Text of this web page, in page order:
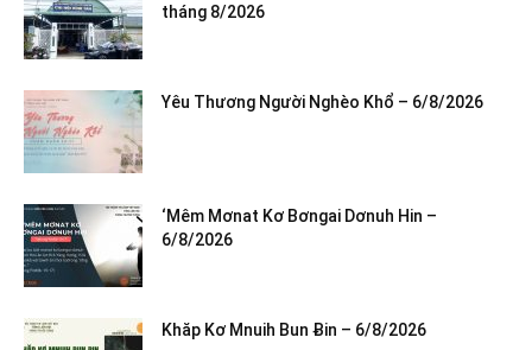
tháng 8/2026
Yêu Thương Người Nghèo Khổ – 6/8/2026
‘Mêm Mơnat Kơ Bơngai Dơnuh Hin –
6/8/2026
Khăp Kơ Mnuih Bun Ƀin – 6/8/2026